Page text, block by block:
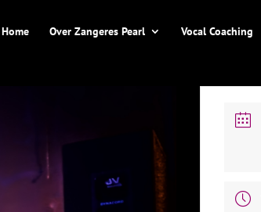
Home Over Zangeres Pearl Vocal Coaching